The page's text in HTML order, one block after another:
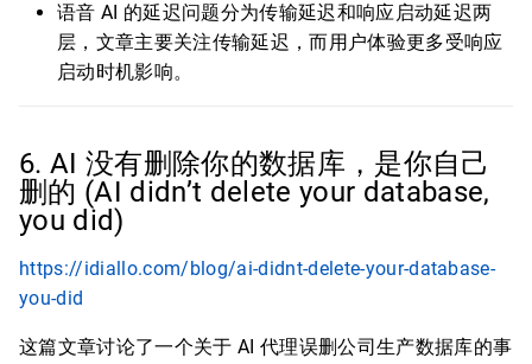
语音 AI 的延迟问题分为传输延迟和响应启动延迟两
层，文章主要关注传输延迟，而用户体验更多受响应
启动时机影响。
6. AI 没有删除你的数据库，是你自己
删的 (AI didn’t delete your database,
you did)
https://idiallo.com/blog/ai-didnt-delete-your-database-
you-did
这篇文章讨论了一个关于 AI 代理误删公司生产数据库的事